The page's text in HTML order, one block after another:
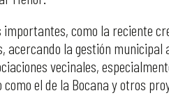
como la reciente
acercando la gestión municipal
vecinales,
el de la Bocana y otros